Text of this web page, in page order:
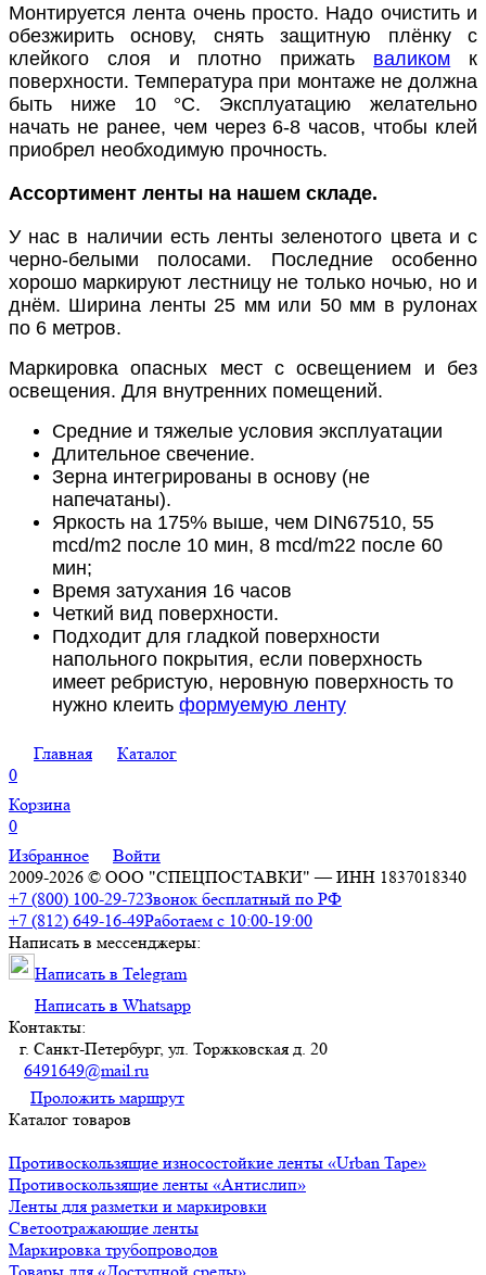
Монтируется лента очень просто. Надо очистить и
обезжирить основу, снять защитную плёнку с
клейкого слоя и плотно прижать валиком к
поверхности. Температура при монтаже не должна
быть ниже 10 °С. Эксплуатацию желательно
начать не ранее, чем через 6-8 часов, чтобы клей
приобрел необходимую прочность.
Ассортимент ленты на нашем складе.
У нас в наличии есть ленты зеленотого цвета и с
черно-белыми полосами. Последние особенно
хорошо маркируют лестницу не только ночью, но и
днём. Ширина ленты 25 мм или 50 мм в рулонах
по 6 метров.
Маркировка опасных мест с освещением и без
освещения. Для внутренних помещений.
Средние и тяжелые условия эксплуатации
Длительное свечение.
Зерна интегрированы в основу (не
напечатаны).
Яркость на 175% выше, чем DIN67510, 55
mcd/m2 после 10 мин, 8 mcd/m22 после 60
мин;
Время затухания 16 часов
Четкий вид поверхности.
Подходит для гладкой поверхности
напольного покрытия, если поверхность
имеет ребристую, неровную поверхность то
нужно клеить формуемую ленту
Главная
Каталог
0
Корзина
0
Избранное
Войти
2009-2026 © ООО "СПЕЦПОСТАВКИ" — ИНН 1837018340
+7 (800) 100-29-72Звонок бесплатный по РФ
+7 (812) 649-16-49Работаем с 10:00-19:00
Написать в мессенджеры:
Написать в Telegram
Написать в Whatsapp
Контакты:
г. Санкт-Петербург, ул. Торжковская д. 20
6491649@mail.ru
Проложить маршрут
Каталог товаров
Противоскользящие износостойкие ленты «Urban Tape»
Противоскользящие ленты «Антислип»
Ленты для разметки и маркировки
Светоотражающие ленты
Маркировка трубопроводов